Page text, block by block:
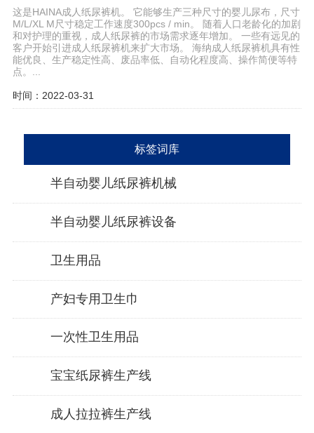
这是HAINA成人纸尿裤机。 它能够生产三种尺寸的婴儿尿布，尺寸
M/L/XL M尺寸稳定工作速度300pcs / min。 随着人口老龄化的加剧
和对护理的重视，成人纸尿裤的市场需求逐年增加。 一些有远见的
客户开始引进成人纸尿裤机来扩大市场。 海纳成人纸尿裤机具有性
能优良、生产稳定性高、废品率低、自动化程度高、操作简便等特
点。...
时间：2022-03-31
标签词库
半自动婴儿纸尿裤机械
半自动婴儿纸尿裤设备
卫生用品
产妇专用卫生巾
一次性卫生用品
宝宝纸尿裤生产线
成人拉拉裤生产线